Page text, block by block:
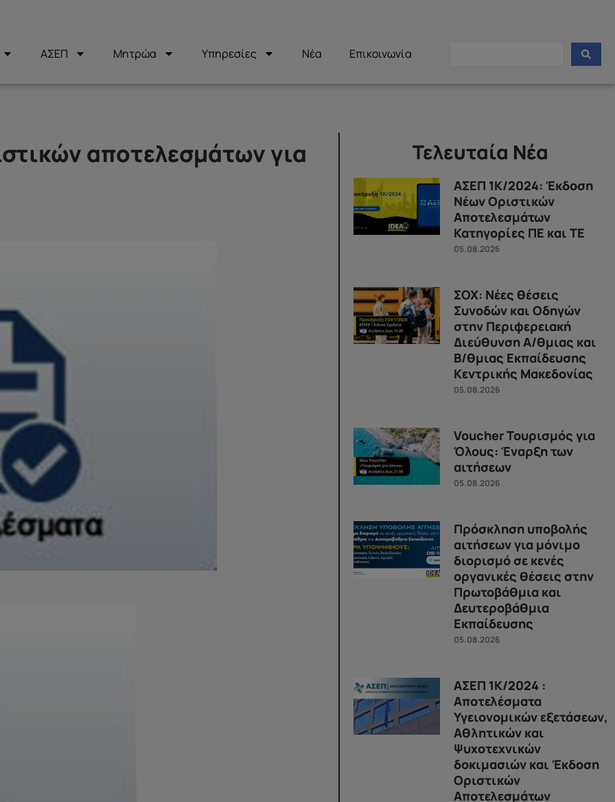
ΑΣΕΠ Μητρώα Υπηρεσίες Νέα Επικοινωνία
αποτελεσμάτων για Τελευταία Νέα
ΑΣΕΠ 1Κ/2024: Έκδοση
Νέων Οριστικών
Αποτελεσμάτων
Κατηγορίες ΠΕ και ΤΕ
05.08.2026
ΣΟΧ: Νέες θέσεις
Συνοδών και Οδηγών
στην Περιφερειακή
Διεύθυνση Α/θμιας και
Β/θμιας Εκπαίδευσης
Κεντρικής Μακεδονίας
05.08.2026
Voucher Τουρισμός για
Όλους: Έναρξη των
αιτήσεων
05.08.2026
Πρόσκληση υποβολής
αιτήσεων για μόνιμο
διορισμό σε κενές
οργανικές θέσεις στην
Πρωτοβάθμια και
Δευτεροβάθμια
Εκπαίδευσης
05.08.2026
ΑΣΕΠ 1Κ/2024 :
Αποτελέσματα
Υγειονομικών εξετάσεων,
Αθλητικών και
Ψυχοτεχνικών
δοκιμασιών και Έκδοση
Οριστικών
Αποτελεσμάτων